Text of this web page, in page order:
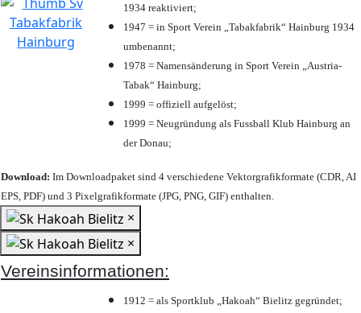
1934 reaktiviert;
1947 = in Sport Verein „Tabakfabrik“ Hainburg 1934
umbenannt;
1978 = Namensänderung in Sport Verein „Austria-
Tabak“ Hainburg;
1999 = offiziell aufgelöst;
1999 = Neugründung als Fussball Klub Hainburg an
der Donau;
Download: Im Downloadpaket sind 4 verschiedene Vektorgrafikformate (CDR, AI
EPS, PDF) und 3 Pixelgrafikformate (JPG, PNG, GIF) enthalten.
×
×
Vereinsinformationen:
1912 = als Sportklub „Hakoah“ Bielitz gegründet;